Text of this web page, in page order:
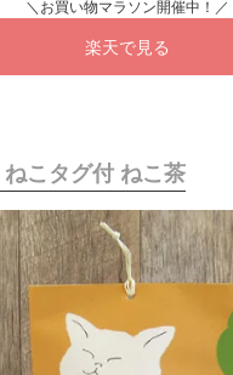
楽天で見る
ねこタグ付 ねこ茶